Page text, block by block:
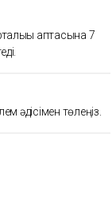
аптасына 7
әдісімен төлеңіз.